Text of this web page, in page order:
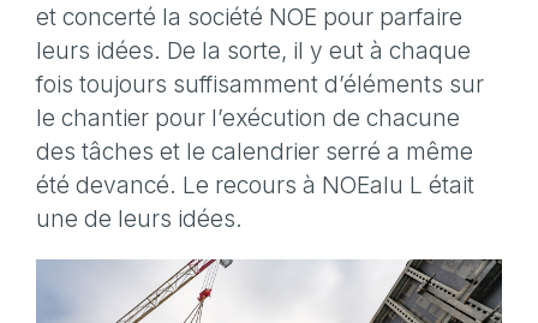
et concerté la société NOE pour parfaire
leurs idées. De la sorte, il y eut à chaque
fois toujours suffisamment d’éléments sur
le chantier pour l’exécution de chacune
des tâches et le calendrier serré a même
été devancé. Le recours à NOEalu L était
une de leurs idées.